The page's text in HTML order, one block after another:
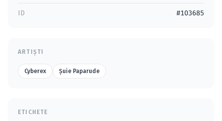
ID #103685
ARTIȘTI
Cyberex Şuie Paparude
ETICHETE